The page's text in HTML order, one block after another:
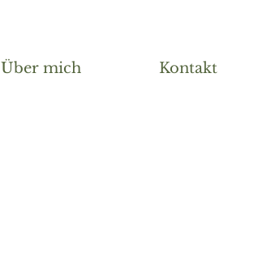
Über mich Kontakt